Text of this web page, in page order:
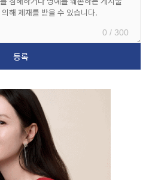
0 / 300